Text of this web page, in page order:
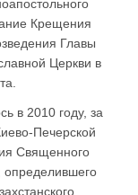
Крещения
Главы
Церкви в
в 2010 году, за
Печерской
Священного
определившего